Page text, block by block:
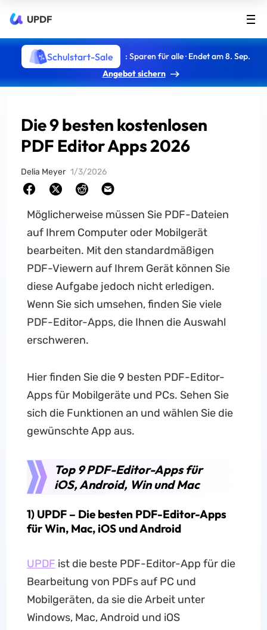
UPDF
Schulstart-Sale
: Sparen für alle · Endet am 8. Sep.
Angebot sichern
Die 9 besten kostenlosen
PDF Editor Apps 2026
Delia Meyer 1/3/2026
Möglicherweise müssen Sie PDF-Dateien
auf Ihrem Computer oder Mobilgerät
bearbeiten. Mit den standardmäßigen
PDF-Viewern auf Ihrem Gerät können Sie
diese Aufgabe jedoch nicht erledigen.
Wenn Sie sich umsehen, finden Sie viele
PDF-Editor-Apps, die Ihnen die Auswahl
erschweren.
Hier finden Sie die 9 besten PDF-Editor-
Apps für Mobilgeräte und PCs. Sehen Sie
sich die Funktionen an und wählen Sie die
gewünschte App aus.
Top 9 PDF-Editor-Apps für
iOS, Android, Win und Mac
1) UPDF – Die besten PDF-Editor-Apps
für Win, Mac, iOS und Android
UPDF ist die beste PDF-Editor-App für die
Bearbeitung von PDFs auf PC und
Mobilgeräten, da sie die Arbeit unter
Windows, Mac, Android und iOS